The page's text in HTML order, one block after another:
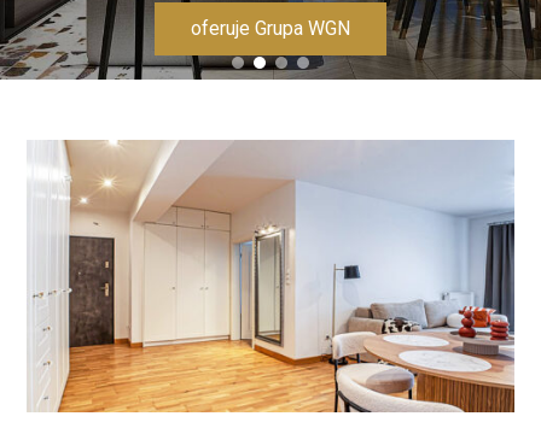
oferuje Grupa WGN